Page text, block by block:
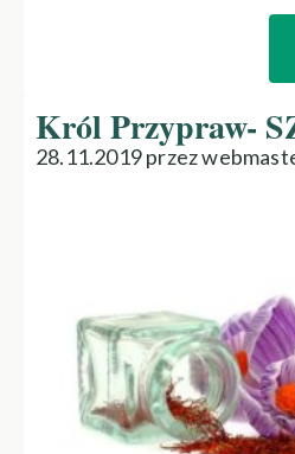
Król Przypraw-
28.11.2019 przez